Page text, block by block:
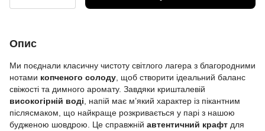
Опис
Ми поєднали класичну чистоту світлого лагера з благородними
нотами копченого солоду , щоб створити ідеальний баланс
свіжості та димного аромату. Завдяки кришталевій
високогірній воді , напій має м’який характер із пікантним
післясмаком, що найкраще розкривається у парі з нашою
будженою шовдрою. Це справжній автентичний крафт для